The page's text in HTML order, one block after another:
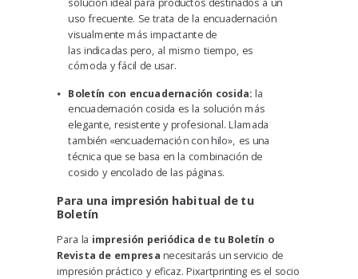
uso frecuente. Se trata de la encuadernación
visualmente más impactante de
las indicadas pero, al mismo tiempo, es
cómoda y fácil de usar.
Boletín con encuadernación cosida: la
encuadernación cosida es la solución más
elegante, resistente y profesional. Llamada
también «encuadernación con hilo», es una
técnica que se basa en la combinación de
cosido y encolado de las páginas.
Para una impresión habitual de tu
Boletín
Para la impresión periódica de tu Boletín o
Revista de empresa necesitarás un servicio de
impresión práctico y eficaz. Pixartprinting es el socio